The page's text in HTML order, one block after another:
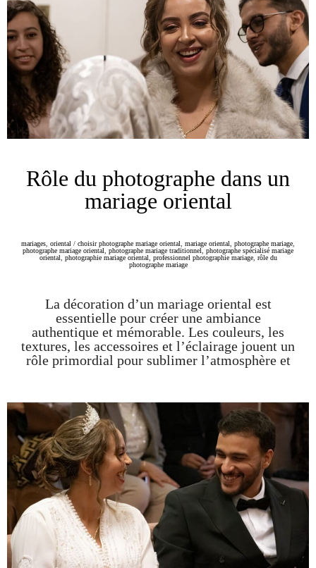
Rôle du photographe dans un
mariage oriental
mariages, oriental / choisir photographe mariage oriental, mariage oriental, photographe mariage,
photographe mariage oriental, photographe mariage traditionnel, photographe spécialisé mariage
oriental, photographie mariage oriental, professionnel photographie mariage, rôle du
photographe mariage
La décoration d’un mariage oriental est
essentielle pour créer une ambiance
authentique et mémorable. Les couleurs, les
textures, les accessoires et l’éclairage jouent un
rôle primordial pour sublimer l’atmosphère et